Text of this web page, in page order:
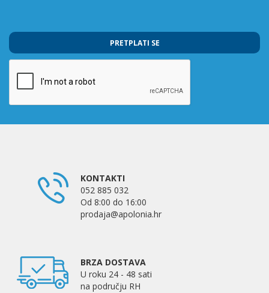
PRETPLATI SE
KONTAKTI
052 885 032
Od 8:00 do 16:00
prodaja@apolonia.hr
BRZA DOSTAVA
U roku 24 - 48 sati
na području RH